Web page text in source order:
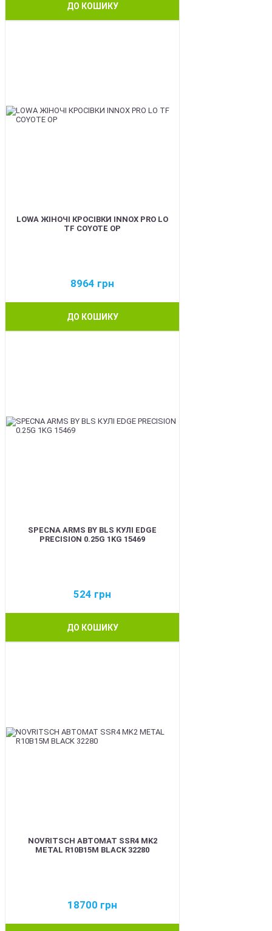
ДО КОШИКУ
LOWA ЖІНОЧІ КРОСІВКИ INNOX PRO LO
TF COYOTE OP
8964 грн
ДО КОШИКУ
SPECNA ARMS BY BLS КУЛІ EDGE
PRECISION 0.25G 1KG 15469
524 грн
ДО КОШИКУ
NOVRITSCH АВТОМАТ SSR4 MK2
METAL R10B15M BLACK 32280
18700 грн